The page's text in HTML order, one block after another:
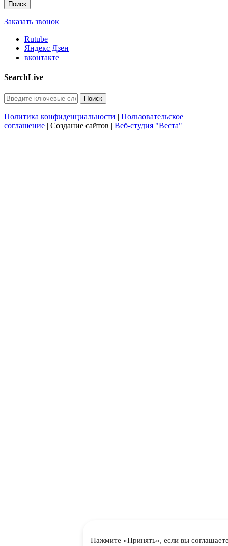
Заказать звонок
Rutube
Яндекс Дзен
вконтакте
SearchLive
Политика конфиденциальности | Пользовательское
соглашение | Создание сайтов | Веб-студия "Веста"
Нажмите «Принять», если вы